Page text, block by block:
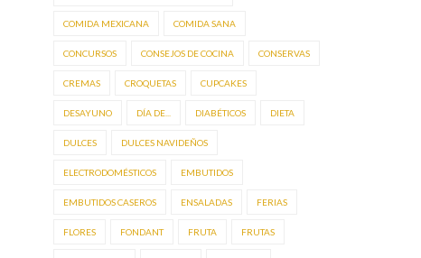
COMIDA MEXICANA COMIDA SANA
CONCURSOS CONSEJOS DE COCINA CONSERVAS
CREMAS CROQUETAS CUPCAKES
DESAYUNO DÍA DE... DIABÉTICOS DIETA
DULCES DULCES NAVIDEÑOS
ELECTRODOMÉSTICOS EMBUTIDOS
EMBUTIDOS CASEROS ENSALADAS FERIAS
FLORES FONDANT FRUTA FRUTAS